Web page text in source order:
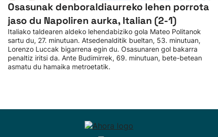
Osasunak denboraldiaurreko lehen porrota
jaso du Napoliren aurka, Italian (2-1)
Italiako taldearen aldeko lehendabiziko gola Mateo Politanok
sartu du, 27. minutuan. Atsedenalditik bueltan, 53. minutuan,
Lorenzo Luccak bigarrena egin du. Osasunaren gol bakarra
penaltiz iritsi da. Ante Budimirrek, 69. minutuan, bete-betean
asmatu du hamaika metroetatik.